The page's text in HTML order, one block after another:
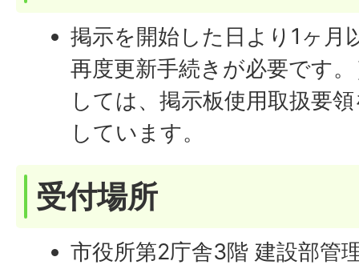
掲示を開始した日より1ヶ月
再度更新手続きが必要です
しては、掲示板使用取扱要
しています。
受付場所
市役所第2庁舎3階 建設部管